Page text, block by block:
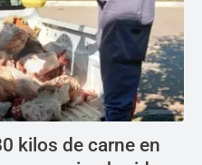
kilos de carne en